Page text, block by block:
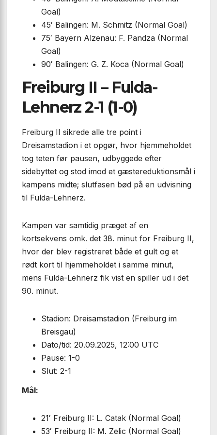
Goal)
45′ Balingen: M. Schmitz (Normal Goal)
75′ Bayern Alzenau: F. Pandza (Normal
Goal)
90′ Balingen: G. Z. Koca (Normal Goal)
Freiburg II – Fulda-
Lehnerz 2-1 (1-0)
Freiburg II sikrede alle tre point i
Dreisamstadion i et opgør, hvor hjemmeholdet
tog teten før pausen, udbyggede efter
sidebyttet og stod imod et gæstereduktionsmål i
kampens midte; slutfasen bød på en udvisning
til Fulda-Lehnerz.
Kampen var samtidig præget af en
kortsekvens omk. det 38. minut for Freiburg II,
hvor der blev registreret både et gult og et
rødt kort til hjemmeholdet i samme minut,
mens Fulda-Lehnerz fik vist en spiller ud i det
90. minut.
Stadion: Dreisamstadion (Freiburg im
Breisgau)
Dato/tid: 20.09.2025, 12:00 UTC
Pause: 1-0
Slut: 2-1
Mål:
21′ Freiburg II: L. Catak (Normal Goal)
53′ Freiburg II: M. Zelic (Normal Goal)